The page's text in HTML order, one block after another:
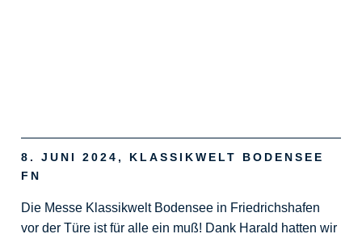
8. JUNI 2024, KLASSIKWELT BODENSEE
FN
Die Messe Klassikwelt Bodensee in Friedrichshafen
vor der Türe ist für alle ein muß! Dank Harald hatten wir